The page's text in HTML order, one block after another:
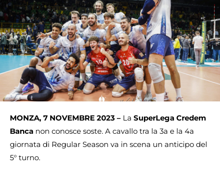
MONZA, 7 NOVEMBRE 2023 – La SuperLega Credem
Banca non conosce soste. A cavallo tra la 3a e la 4a
giornata di Regular Season va in scena un anticipo del
5° turno.